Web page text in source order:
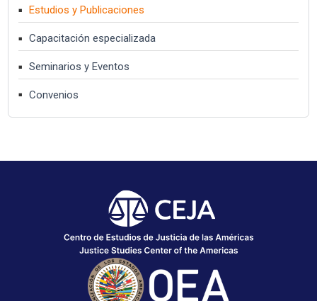
Estudios y Publicaciones
Capacitación especializada
Seminarios y Eventos
Convenios